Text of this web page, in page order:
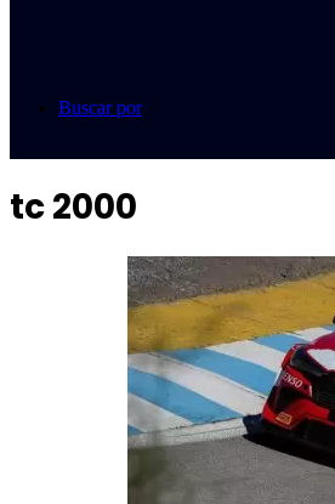
Buscar por
tc 2000